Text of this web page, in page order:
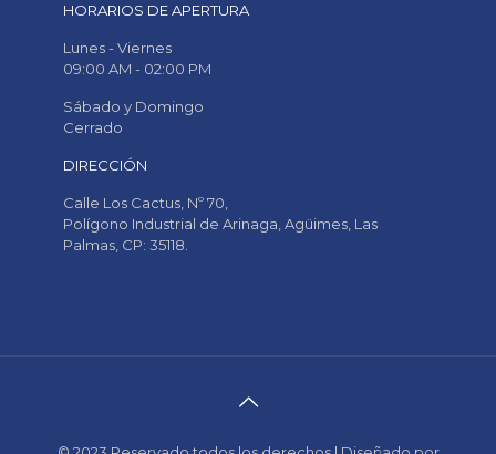
HORARIOS DE APERTURA
Lunes - Viernes
09:00 AM - 02:00 PM
Sábado y Domingo
Cerrado
DIRECCIÓN
Calle Los Cactus, Nº 70,
Polígono Industrial de Arinaga, Agüimes, Las
Palmas, CP: 35118.